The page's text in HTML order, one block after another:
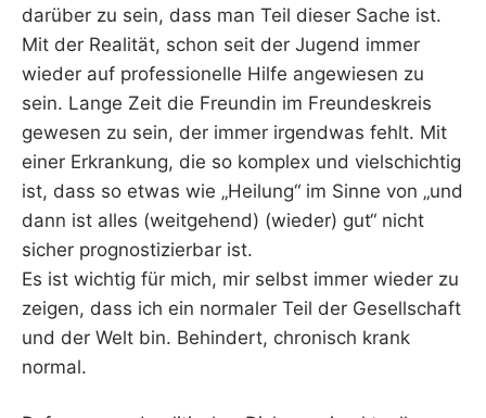
darüber zu sein, dass man Teil dieser Sache ist.
Mit der Realität, schon seit der Jugend immer
wieder auf professionelle Hilfe angewiesen zu
sein. Lange Zeit die Freundin im Freundeskreis
gewesen zu sein, der immer irgendwas fehlt. Mit
einer Erkrankung, die so komplex und vielschichtig
ist, dass so etwas wie „Heilung“ im Sinne von „und
dann ist alles (weitgehend) (wieder) gut“ nicht
sicher prognostizierbar ist.
Es ist wichtig für mich, mir selbst immer wieder zu
zeigen, dass ich ein normaler Teil der Gesellschaft
und der Welt bin. Behindert, chronisch krank
normal.